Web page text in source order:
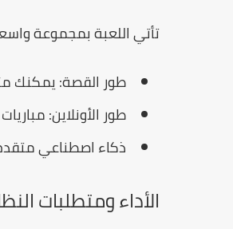
تأتي اللعبة بمجموعة
طور القصة:يمكنك
طور الأونلاين:
ذكاء اصطناعي
الأداء ومتطلبات